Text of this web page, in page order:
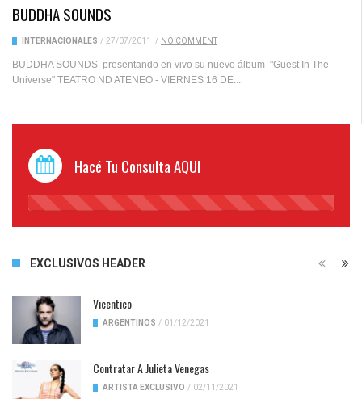
BUDDHA SOUNDS
INTERNACIONALES / 27/07/2011 / NO COMMENT
BUDDHA SOUNDS presentando en vivo su nuevo álbum "Guest In The
Universe" TEATRO ND ATENEO - VIERNES 16 DE...
Hacé Tu Consulta AQUI
45%
EXCLUSIVOS HEADER
Vicentico
ARGENTINOS / 01/12/2021
Contratar A Julieta Venegas
ARTISTA EXCLUSIVO / 02/11/2021